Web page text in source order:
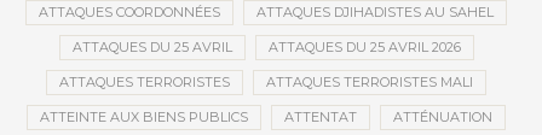
ATTAQUES COORDONNÉES ATTAQUES DJIHADISTES AU SAHEL
ATTAQUES DU 25 AVRIL ATTAQUES DU 25 AVRIL 2026
ATTAQUES TERRORISTES ATTAQUES TERRORISTES MALI
ATTEINTE AUX BIENS PUBLICS ATTENTAT ATTÉNUATION